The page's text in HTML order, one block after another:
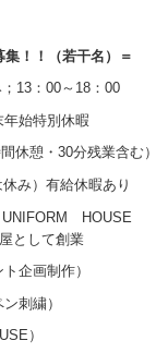
若干名）＝
13：00～18：00
始特別休暇
休憩・30分残業含む
み）有給休暇あり
HOUSE
として創業
企画制作）
刺繍）
）